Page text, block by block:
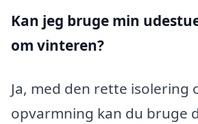
Kan jeg bruge min
om vinteren?
Ja, med den rette isolering
opvarmning kan du bruge